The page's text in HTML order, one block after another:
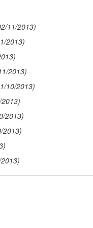
11/2013)
2013)
2013)
10/2013)
2013)
2013)